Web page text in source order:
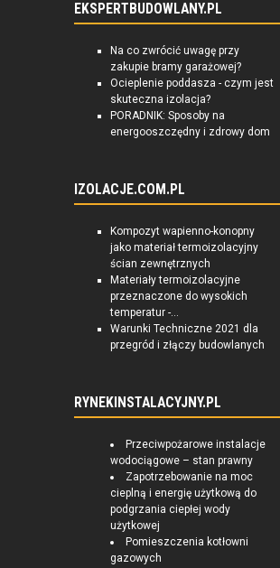
EKSPERTBUDOWLANY.PL
Na co zwrócić uwagę przy
zakupie bramy garażowej?
Ocieplenie poddasza - czym jest
skuteczna izolacja?
PORADNIK: Sposoby na
energooszczędny i zdrowy dom
IZOLACJE.COM.PL
Kompozyt wapienno-konopny
jako materiał termoizolacyjny
ścian zewnętrznych
Materiały termoizolacyjne
przeznaczone do wysokich
temperatur -...
Warunki Techniczne 2021 dla
przegród i złączy budowlanych
RYNEKINSTALACYJNY.PL
Przeciwpożarowe instalacje
wodociągowe – stan prawny
Zapotrzebowanie na moc
cieplną i energię użytkową do
podgrzania ciepłej wody
użytkowej
Pomieszczenia kotłowni
gazowych